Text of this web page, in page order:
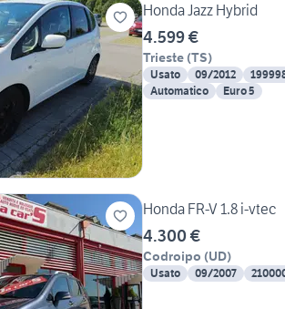
Honda Jazz Hybrid
4.599 €
Trieste (TS)
Usato 09/2012
Automatico
Euro 5
Honda FR-V 1.8 i-vtec
4.300 €
Codroipo (UD)
Usato 09/2007